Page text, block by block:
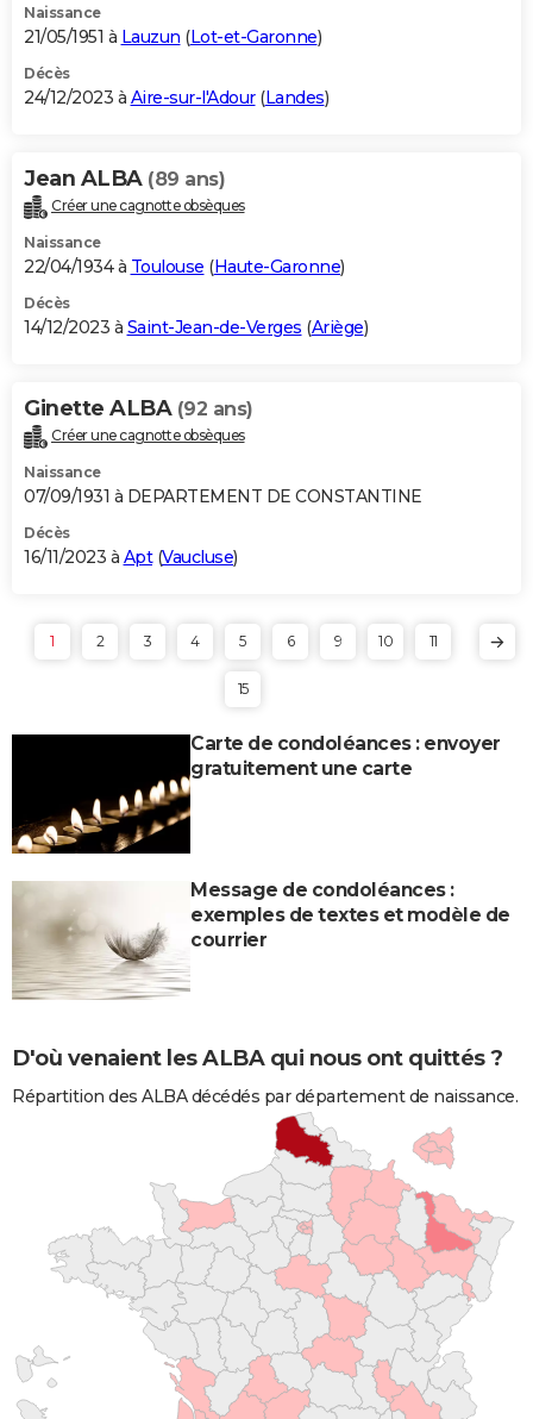
Naissance
21/05/1951 à Lauzun (Lot-et-Garonne)
Décès
24/12/2023 à Aire-sur-l'Adour(Landes)
Jean ALBA (89 ans)
Créer une cagnotte obsèques
Naissance
22/04/1934 à Toulouse (Haute-Garonne)
Décès
14/12/2023 à Saint-Jean-de-Verges (Ariège)
Ginette ALBA (92 ans)
Créer une cagnotte obsèques
Naissance
07/09/1931 à DEPARTEMENT DE CONSTANTINE
Décès
16/11/2023 à Apt(Vaucluse)
1 2 3 4 5 6 9 10 11
15
Carte de condoléances : envoyer
gratuitement une carte
Message de condoléances :
exemples de textes et modèle de
courrier
D'où venaient les ALBA qui nous ont quittés ?
Répartition des ALBA décédés par département de naissance.